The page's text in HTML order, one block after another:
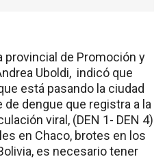
provincial de Promoción y
Uboldi, indicó que
está pasando la ciudad
dengue que registra a la
viral, (DEN 1- DEN 4)
en Chaco, brotes en los
es necesario tener